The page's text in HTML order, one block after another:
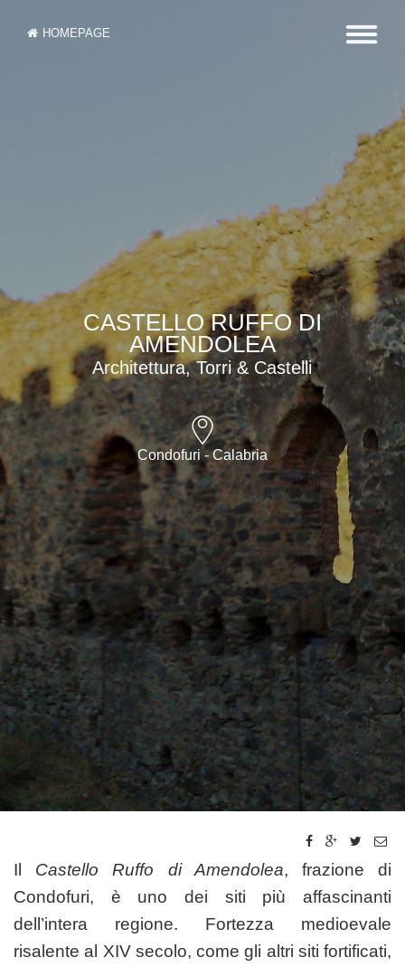
HOMEPAGE
CASTELLO RUFFO DI
AMENDOLEA
Architettura, Torri & Castelli
Condofuri - Calabria
Il Castello Ruffo di Amendolea, frazione di
Condofuri, è uno dei siti più affascinanti
dell’intera regione. Fortezza medioevale
risalente al XIV secolo, come gli altri siti fortificati,